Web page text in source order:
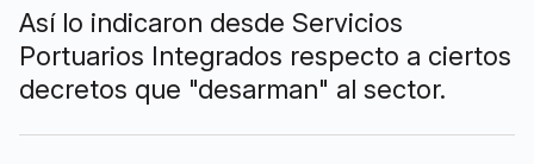
Así lo indicaron desde Servicios
Portuarios Integrados respecto a ciertos
decretos que "desarman" al sector.